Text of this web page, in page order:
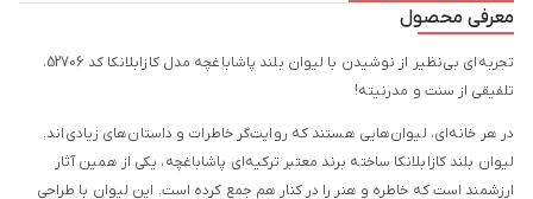
معرفی محصول
تجربه‌ای بی‌نظیر از نوشیدن با لیوان بلند پاشاباغچه مدل کازابلانکا کد 52706،
تلفیقی از سنت و مدرنیته!
در هر خانه‌ای، لیوان‌هایی هستند که روایت‌گر خاطرات و داستان‌های زیادی‌اند.
لیوان بلند کازابلانکا ساخته برند معتبر ترکیه‌ای پاشاباغچه، یکی از همین آثار
ارزشمند است که خاطره و هنر را در کنار هم جمع کرده است. این لیوان با طراحی